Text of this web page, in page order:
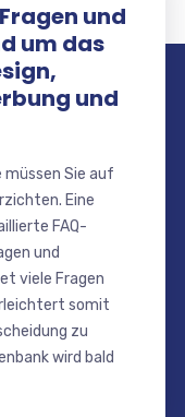
und
um das
und
Sie auf
Eine
FAQ-
und
viele Fragen
somit
zu
wird bald